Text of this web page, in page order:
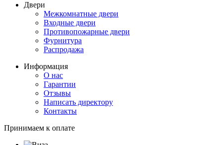
Двери
Межкомнатные двери
Входные двери
Противопожарные двери
Фурнитура
Распродажа
Информация
О нас
Гарантии
Отзывы
Написать директору
Контакты
Принимаем к оплате